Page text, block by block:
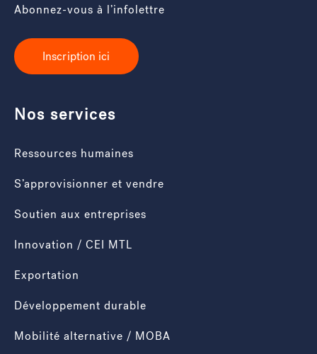
Nos services
Ressources humaines
S’approvisionner et vendre
Soutien aux entreprises
Innovation / CEI MTL
Exportation
Développement durable
Mobilité alternative / MOBA
Abonnez-vous à l’infolettre
Inscription ici